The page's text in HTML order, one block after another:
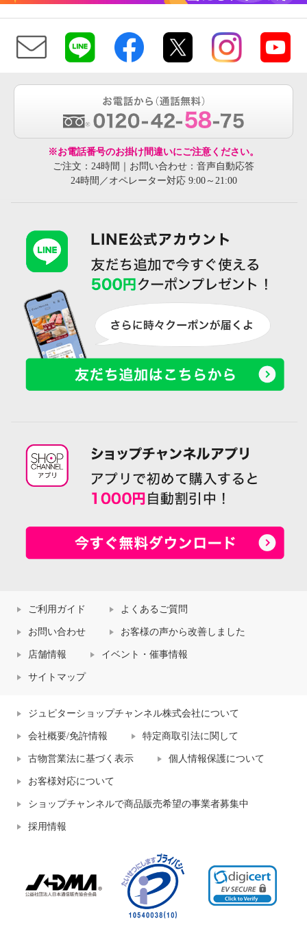
※お電話番号のお掛け間違いにご注意ください。
ご注文：24時間｜お問い合わせ：音声自動応答
24時間／オペレーター対応 9:00～21:00
ご利用ガイド よくあるご質問
お問い合わせ お客様の声から改善しました
店舗情報 イベント・催事情報
サイトマップ
ジュピターショップチャンネル株式会社について
会社概要/免許情報 特定商取引法に関して
古物営業法に基づく表示 個人情報保護について
お客様対応について
ショップチャンネルで商品販売希望の事業者募集中
採用情報